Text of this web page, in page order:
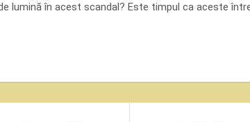
lumină în acest scandal? Este timpul ca aceste